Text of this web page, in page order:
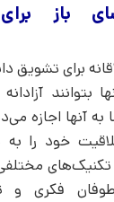
برای تشویق
به آنها اجازه
خود را
تکنیک‌های
فکری و